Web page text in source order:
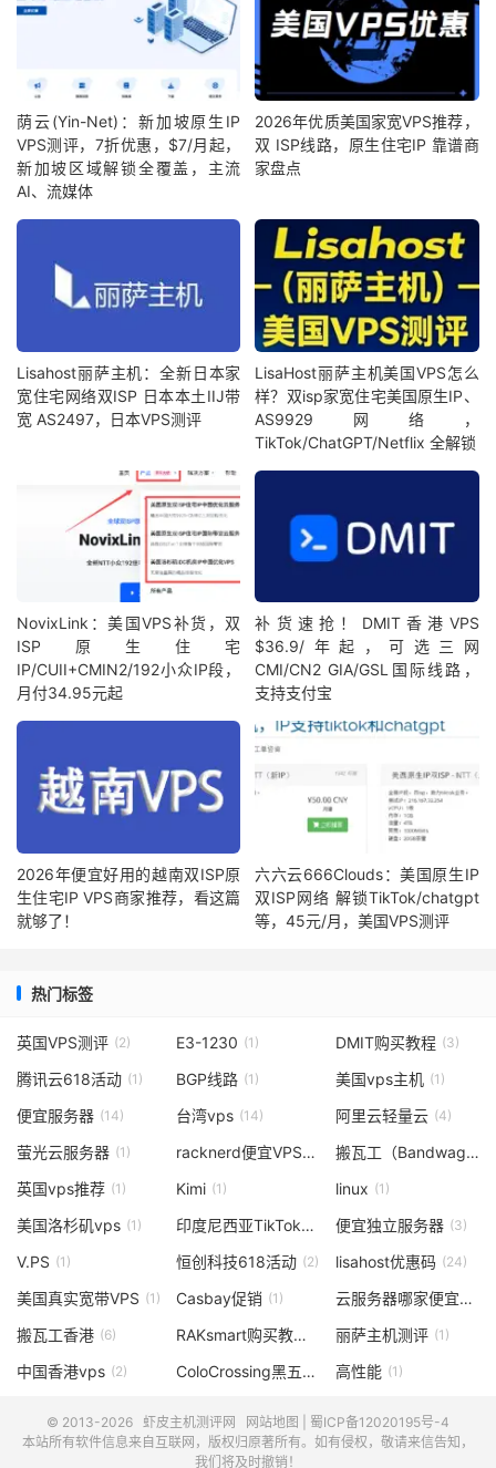
荫云(Yin-Net)：新加坡原生IP
VPS测评，7折优惠，$7/月起，
新加坡区域解锁全覆盖，主流
AI、流媒体
2026年优质美国家宽VPS推荐，
双 ISP线路，原生住宅IP 靠谱商
家盘点
Lisahost丽萨主机：全新日本家
宽住宅网络双ISP 日本本土IIJ带
宽 AS2497，日本VPS测评
LisaHost丽萨主机美国VPS怎么
样？双isp家宽住宅美国原生IP、
AS9929网络，
TikTok/ChatGPT/Netflix 全解锁
NovixLink：美国VPS补货，双
ISP原生住宅
IP/CUII+CMIN2/192小众IP段，
月付34.95元起
补货速抢！DMIT香港VPS
$36.9/年起，可选三网
CMI/CN2 GIA/GSL国际线路，
支持支付宝
2026年便宜好用的越南双ISP原
生住宅IP VPS商家推荐，看这篇
就够了！
六六云666Clouds：美国原生IP
双ISP网络 解锁TikTok/chatgpt
等，45元/月，美国VPS测评
热门标签
英国VPS测评 (2) E3-1230 (1) DMIT购买教程 (3)
腾讯云618活动 (1) BGP线路 (1) 美国vps主机 (1)
便宜服务器 (14) 台湾vps (14) 阿里云轻量云 (4)
萤光云服务器 (1) racknerd便宜VPS
搬瓦工（BandwagonHost
英国vps推荐 (1) Kimi (1) linux (1)
美国洛杉矶vps (1) 印度尼西亚TikTok 便宜独立服务器 (3)
V.PS (1) 恒创科技618活动 (2) lisahost优惠码 (24)
美国真实宽带VPS (1) Casbay促销 (1) 云服务器哪家便宜
搬瓦工香港 (6) RAKsmart购买教程 丽萨主机测评 (1)
中国香港vps (2) ColoCrossing黑五 高性能 (1)
© 2013-2026 虾皮主机测评网 网站地图
蜀ICP备12020195号-4
本站所有软件信息来自互联网，版权归原著所有。如有侵权，敬请来信告知，
我们将及时撤销！